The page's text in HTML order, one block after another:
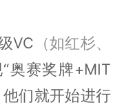
VC （如红杉、
奥赛奖牌+MIT
们就开始进行